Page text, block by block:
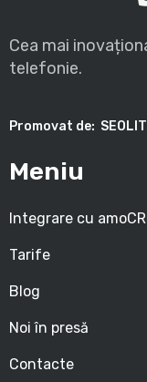
Cea mai
telefonie.
Promovat de:
Meniu
Integrare cu
Tarife
Blog
Noi în presă
Contacte